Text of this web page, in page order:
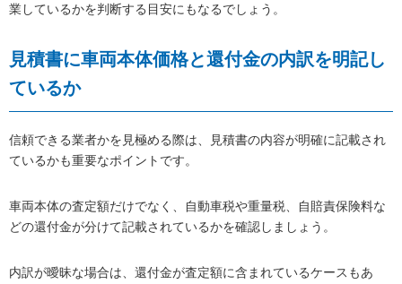
業しているかを判断する目安にもなるでしょう。
見積書に車両本体価格と還付金の内訳を明記し
ているか
信頼できる業者かを見極める際は、見積書の内容が明確に記載され
ているかも重要なポイントです。
車両本体の査定額だけでなく、自動車税や重量税、自賠責保険料な
どの還付金が分けて記載されているかを確認しましょう。
内訳が曖昧な場合は、還付金が査定額に含まれているケースもあ